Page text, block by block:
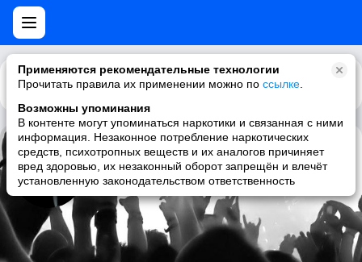
Применяются рекомендательные технологии
Прочитать правила их применении можно по ссылке
Возможны упоминания
В контенте могут упоминаться наркотики и связанная с ними
информация. Незаконное потребление наркотических
средств, психотропных веществ и их аналогов причиняет
вред здоровью, их незаконный оборот запрещён и влечёт
установленную законодательством ответственность
Каталог Рекомендации
lovesilkpalemilk